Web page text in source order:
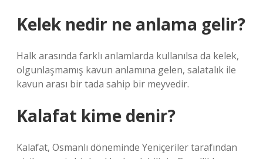
Kelek nedir ne anlama gelir?
Halk arasında farklı anlamlarda kullanılsa da kelek,
olgunlaşmamış kavun anlamına gelen, salatalık ile
kavun arası bir tada sahip bir meyvedir.
Kalafat kime denir?
Kalafat, Osmanlı döneminde Yeniçeriler tarafından